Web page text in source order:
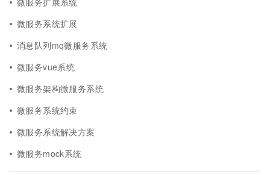
微服务系统扩展
消息队列mq微服务系统
微服务vue系统
微服务架构微服务系统
微服务系统约束
微服务系统解决方案
微服务mock系统